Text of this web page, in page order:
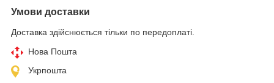
Умови доставки
Доставка здійснюється тільки по передоплаті.
Нова Пошта
Укрпошта